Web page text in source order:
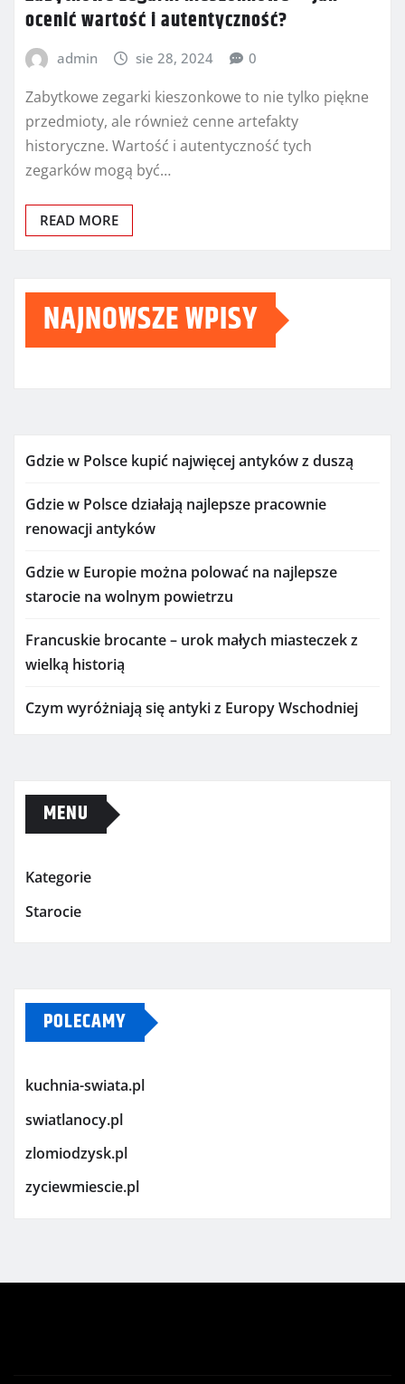
ocenić wartość i autentyczność?
admin sie 28, 2024 0
Zabytkowe zegarki kieszonkowe to nie tylko piękne
przedmioty, ale również cenne artefakty
historyczne. Wartość i autentyczność tych
zegarków mogą być…
READ MORE
NAJNOWSZE WPISY
Gdzie w Polsce kupić najwięcej antyków z duszą
Gdzie w Polsce działają najlepsze pracownie
renowacji antyków
Gdzie w Europie można polować na najlepsze
starocie na wolnym powietrzu
Francuskie brocante – urok małych miasteczek z
wielką historią
Czym wyróżniają się antyki z Europy Wschodniej
MENU
Kategorie
Starocie
POLECAMY
kuchnia-swiata.pl
swiatlanocy.pl
zlomiodzysk.pl
zyciewmiescie.pl